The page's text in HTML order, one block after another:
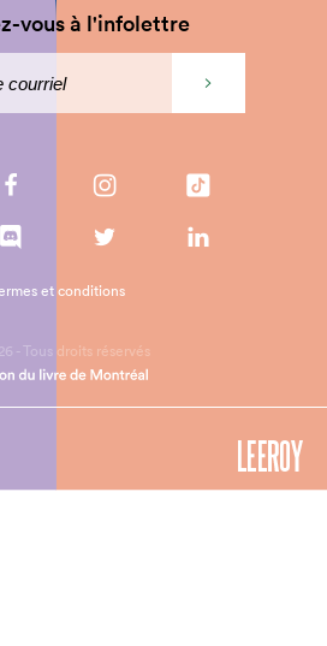
vous à l'infolettre
- Tous droits réservés
et conditions